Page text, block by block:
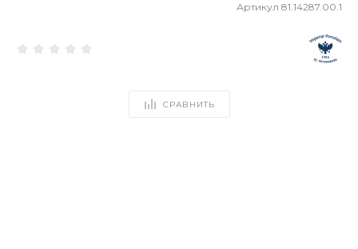
Артикул 81.14287.00.1
СРАВНИТЬ